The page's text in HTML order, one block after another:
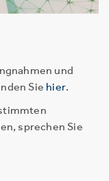
und
Sie hier.
sprechen Sie